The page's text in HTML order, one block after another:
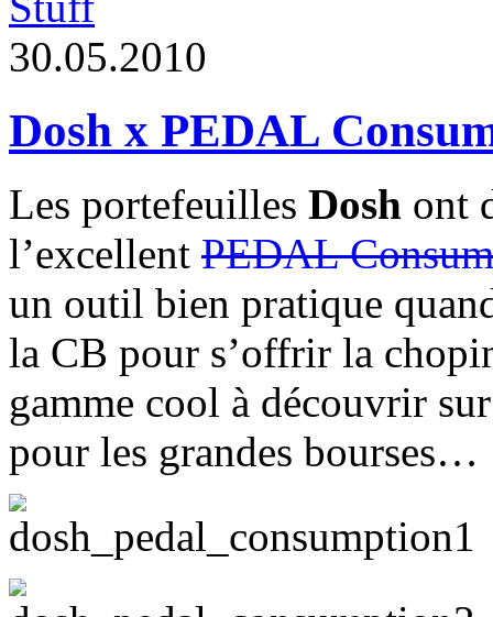
30.05.2010
Dosh x PEDAL
Les portefeuilles Dosh ont
l’excellent PEDAL
un outil bien pratique
la CB pour s’offrir la
gamme cool à découvrir
pour les grandes bourses…